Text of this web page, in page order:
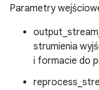
Parametry
strumienia
i formacie do